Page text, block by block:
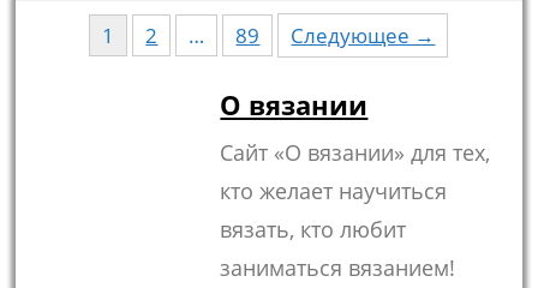
Навигация по записям
1 2 … 89 Следующее →
О вязании
Сайт «О вязании» для тех,
кто желает научиться
вязать, кто любит
заниматься вязанием!